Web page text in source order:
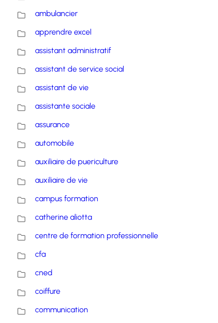
ambulancier
apprendre excel
assistant administratif
assistant de service social
assistant de vie
assistante sociale
assurance
automobile
auxiliaire de puericulture
auxiliaire de vie
campus formation
catherine aliotta
centre de formation professionnelle
cfa
cned
coiffure
communication